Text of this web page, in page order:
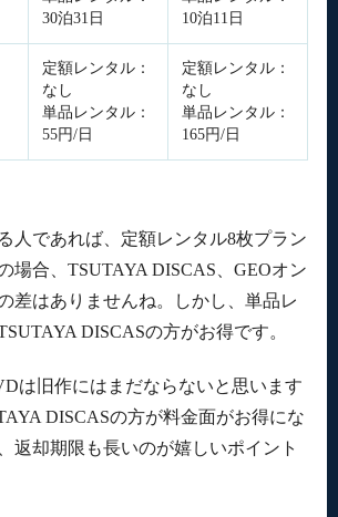
30泊31日
10泊11日
定額レンタル：
なし
単品レンタル：
55円/日
定額レンタル：
なし
単品レンタル：
165円/日
人であれば、定額レンタル8枚プラン
場合、TSUTAYA DISCAS、GEOオン
差はありませんね。しかし、単品レ
DISCASの方がお得です。
は旧作にはまだならないと思います
DISCASの方が料金面がお得にな
返却期限も長いのが嬉しいポイント